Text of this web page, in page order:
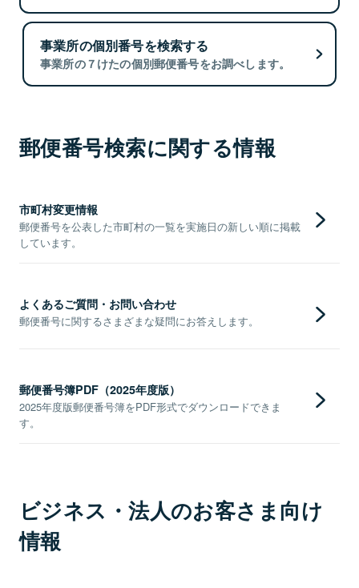
事業所の個別番号を検索する
事業所の７けたの個別郵便番号をお調べします。
郵便番号検索に関する情報
市町村変更情報
郵便番号を公表した市町村の一覧を実施日の新しい順に掲載
しています。
よくあるご質問・お問い合わせ
郵便番号に関するさまざまな疑問にお答えします。
郵便番号簿PDF（2025年度版）
2025年度版郵便番号簿をPDF形式でダウンロードできま
す。
ビジネス・法人のお客さま向け
情報